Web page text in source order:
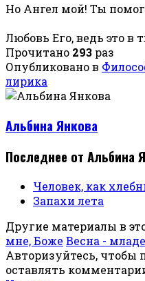
Но Ангел мой! Ты
Любовь Его, ведь это в
Прочитано 293 раз
Опубликовано в
лирика
Альбина Янкова
Последнее от Альбина
Человек, как
Запахи лета
Другие материалы в
мне, Боже Весна -
Авторизуйтесь, чтобы
оставлять